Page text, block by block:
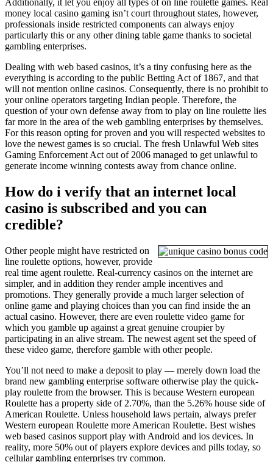
Additionally, it let you enjoy all types of on line roulette games. Real
money local casino gaming isn’t court throughout states, however,
professionals inside restricted components can always enjoy
particularly this or any other dining table game thanks to societal
gambling enterprises.
Dealing with web based casinos, it’s a tiny confusing here as the
everything is according to the public Betting Act of 1867, and that
will not mention online casinos. Consequently, there is no prohibit to
your online operators targeting Indian people. Therefore, the
question of your own defense away from to play on line roulette lies
far more in the area of the web gambling enterprises by themselves.
For this reason opting for proven and you will respected websites to
love the newest games is so crucial. The fresh Unlawful Web sites
Gaming Enforcement Act out of 2006 managed to get unlawful to
generate income winning contests away from chance online.
How do i verify that an internet local
casino is subscribed and you can
credible?
Other people might have restricted on
line roulette options, however, provide
real time agent roulette. Real-currency casinos on the internet are
simpler, and in addition they render ample incentives and
promotions. They generally provide a much larger selection of
online game and playing choices than you can find inside the an
actual casino. However, there are even roulette video game for
which you gamble up against a great genuine croupier by
participating in an alive stream. The newest agent set the speed of
these video game, therefore gamble with other people.
You’ll not need to make a deposit to play — merely down load the
brand new gambling enterprise software otherwise play the quick-
play roulette from the browser. This is because Western european
Roulette has a property side of 2.70%, than the 5.26% house side of
American Roulette. Unless household laws pertain, always prefer
Western european Roulette more American Roulette. Best wishes
web based casinos support play with Android and ios devices. In
reality, more 50% out of players explore devices and pills today, so
cellular gambling enterprises try common.